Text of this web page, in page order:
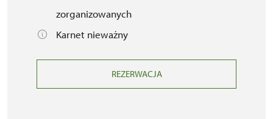
zorganizowanych
Karnet nieważny
REZERWACJA